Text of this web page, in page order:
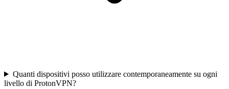
Quanti dispositivi posso utilizzare contemporaneamente su ogni
livello di ProtonVPN?